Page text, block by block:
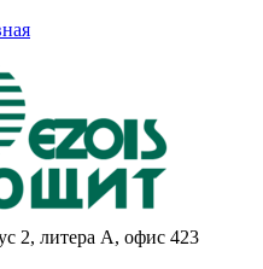
2, литера А, офис 423